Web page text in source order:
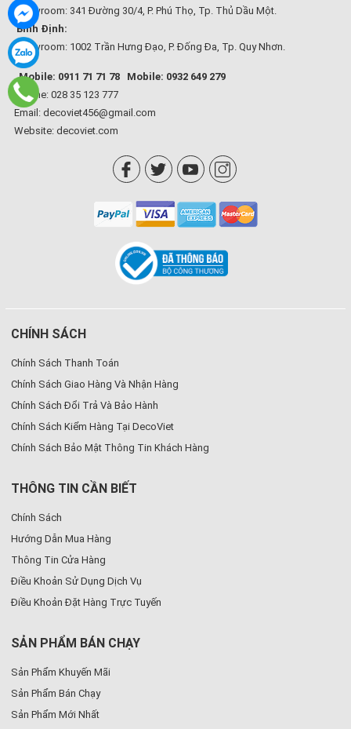
Showroom: 341 Đường 30/4, P. Phú Thọ, Tp. Thủ Dầu Một.
Bình Định:
Showroom: 1002 Trần Hưng Đạo, P. Đống Đa, Tp. Quy Nhơn.
Mobile: 0911 71 71 78
Mobile: 0932 649 279
Hotline: 028 35 123 777
Email: decoviet456@gmail.com
Website: decoviet.com
CHÍNH SÁCH
Chính Sách Thanh Toán
Chính Sách Giao Hàng Và Nhận Hàng
Chính Sách Đổi Trả Và Bảo Hành
Chính Sách Kiểm Hàng Tại DecoViet
Chính Sách Bảo Mật Thông Tin Khách Hàng
THÔNG TIN CẦN BIẾT
Chính Sách
Hướng Dẫn Mua Hàng
Thông Tin Cửa Hàng
Điều Khoản Sử Dụng Dịch Vụ
Điều Khoản Đặt Hàng Trực Tuyến
SẢN PHẨM BÁN CHẠY
Sản Phẩm Khuyến Mãi
Sản Phẩm Bán Chạy
Sản Phẩm Mới Nhất